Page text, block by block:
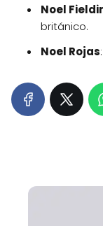
Noel
británico.
Noel Rojas